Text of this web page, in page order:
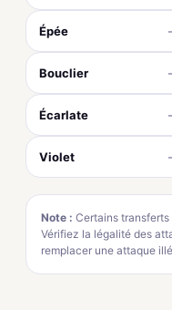
Épée
Bouclier
Écarlate
Violet
Note : Certains
Vérifiez la légalité des
remplacer une attaque